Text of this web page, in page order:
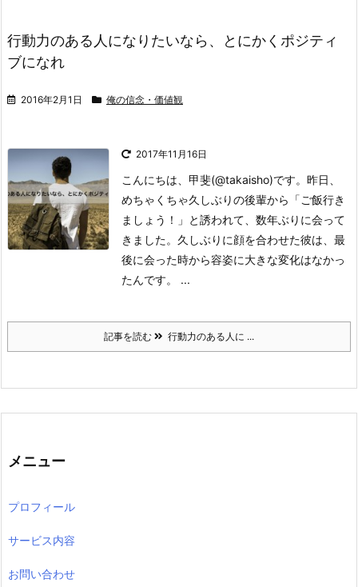
行動力のある人になりたいなら、とにかくポジティ
ブになれ
2016年2月1日 俺の信念・価値観
2017年11月16日
こんにちは、甲斐(@takaisho)です。 昨日、
めちゃくちゃ久しぶりの後輩から「ご飯行き
ましょう！」と誘われて、数年ぶりに会って
きました。久しぶりに顔を合わせた彼は、最
後に会った時から容姿に大きな変化はなかっ
たんです。 ...
記事を読む 行動力のある人に ...
メニュー
プロフィール
サービス内容
お問い合わせ